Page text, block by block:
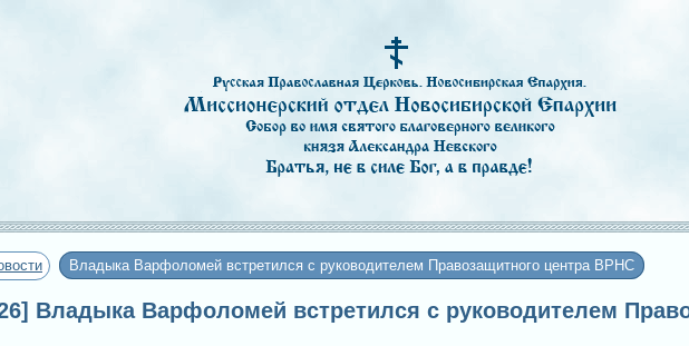
Владыка Варфоломей встретился с руководителем Правозащитного центра ВРНС
Владыка Варфоломей встретился с руководителем